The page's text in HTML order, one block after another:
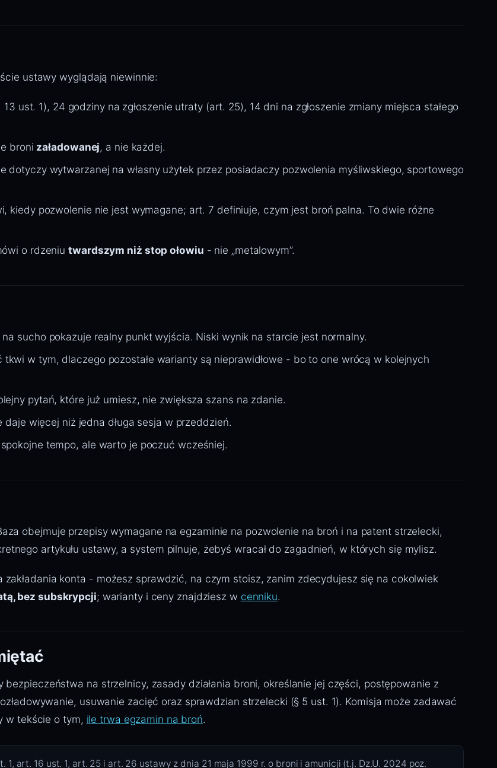
ustawy wyglądają niewinnie:
ust. 1), 24 godziny na zgłoszenie utraty (art. 25), 14 dni na zgłoszenie zmiany miejsca stałego
broni załadowanej, a nie każdej.
dotyczy wytwarzanej na własny użytek przez posiadaczy pozwolenia myśliwskiego, sportowego
kiedy pozwolenie nie jest wymagane; art. 7 definiuje, czym jest broń palna. To dwie różne
o rdzeniutwardszym niż stop ołowiu - nie „metalowym”.
sucho pokazuje realny punkt wyjścia. Niski wynik na starcie jest normalny.
tkwi w tym, dlaczego pozostałe warianty są nieprawidłowe - bo to one wrócą w kolejnych
pytań, które już umiesz, nie zwiększa szans na zdanie.
więcej niż jedna długa sesja w przeddzień.
tempo, ale warto je poczuć wcześniej.
obejmuje przepisy wymagane na egzaminie na pozwolenie na broń i na patent strzelecki,
artykułu ustawy, a system pilnuje, żebyś wracał do zagadnień, w których się mylisz.
konta - możesz sprawdzić, na czym stoisz, zanim zdecydujesz się na cokolwiek
bez subskrypcji; warianty i ceny znajdziesz w cenniku.
na strzelnicy, zasady działania broni, określanie jej części, postępowanie z
usuwanie zacięć oraz sprawdzian strzelecki (§ 5 ust. 1). Komisja może zadawać
w tekście o tym, ile trwa egzamin na broń.
1, art. 16 ust. 1, art. 25 i art. 26 ustawy z dnia 21 maja 1999 r. o broni i amunicji (t.j. Dz.U. 2024 poz.